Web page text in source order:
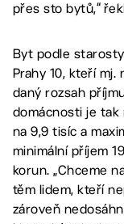
přes sto bytů,“
Byt podle
Prahy 10, kteří
daný rozsah
domácnosti je tak
na 9,9 tisíc a
minimální příjem
korun. „Chceme
těm lidem, kteří
zároveň